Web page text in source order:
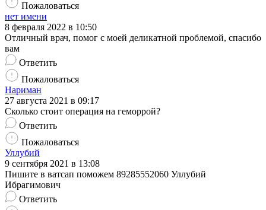
Пожаловаться
нет имени
8 февраля 2022 в 10:50
Отличный врач, помог с моей деликатной проблемой, спасибо
вам
Ответить
Пожаловаться
Нариман
27 августа 2021 в 09:17
Сколько стоит операция на геморрой?
Ответить
Пожаловаться
Уллубий
9 сентября 2021 в 13:08
Пишите в ватсап поможем 89285552060 Уллубий
Ибрагимович
Ответить